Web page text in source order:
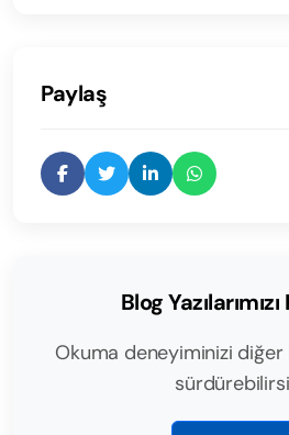
Paylaş
Blog
Okuma deneyiminizi diğer